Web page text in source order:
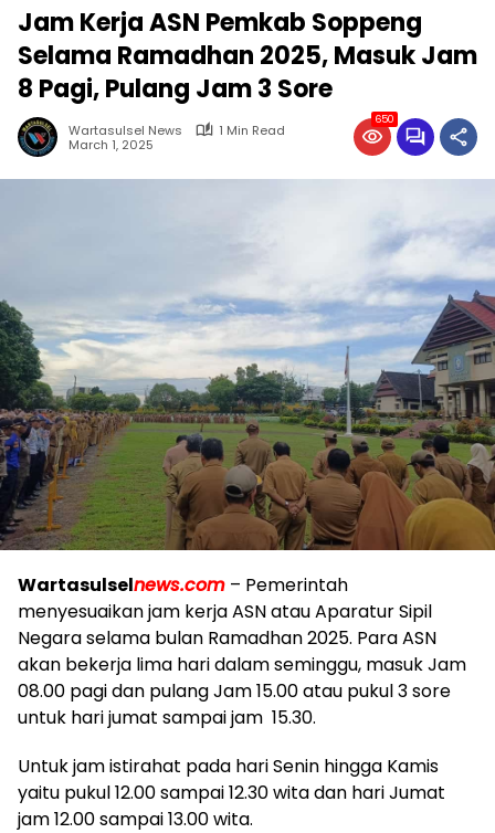
Jam Kerja ASN Pemkab Soppeng
Selama Ramadhan 2025, Masuk Jam
8 Pagi, Pulang Jam 3 Sore
Wartasulsel News
1 Min Read
March 1, 2025
650
Wartasulselnews.com – Pemerintah
menyesuaikan jam kerja ASN atau Aparatur Sipil
Negara selama bulan Ramadhan 2025. Para ASN
akan bekerja lima hari dalam seminggu, masuk Jam
08.00 pagi dan pulang Jam 15.00 atau pukul 3 sore
untuk hari jumat sampai jam 15.30.
Untuk jam istirahat pada hari Senin hingga Kamis
yaitu pukul 12.00 sampai 12.30 wita dan hari Jumat
jam 12.00 sampai 13.00 wita.